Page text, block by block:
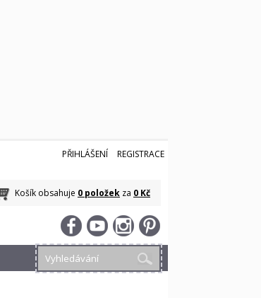
PŘIHLÁŠENÍ REGISTRACE
Košík obsahuje 0 položek za 0 Kč